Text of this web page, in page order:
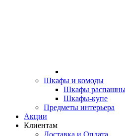
Шкафы и комоды
Шкафы
Шкафы-купе
Предметы интерьера
Акции
Клиентам